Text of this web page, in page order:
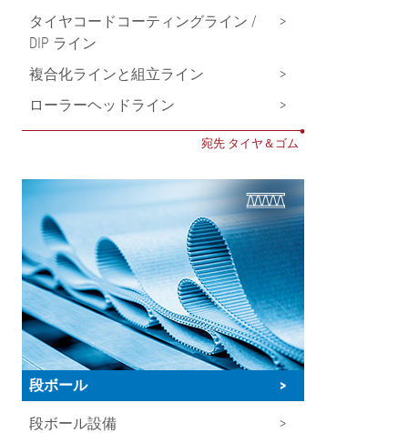
タイヤコードコーティングライン /
DIP ライン
>
複合化ラインと組立ライン
>
ローラーヘッドライン
>
•
宛先 タイヤ＆ゴム
段ボール >
段ボール設備 >